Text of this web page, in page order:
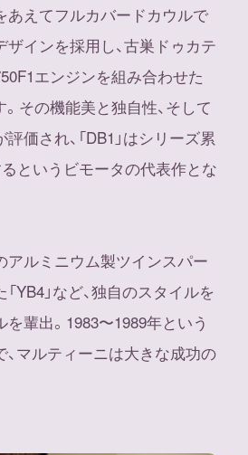
あえてフルカバードカウルで
インを採用し、古巣ドゥカテ
エンジンを組み合わせた
。その機能美と独自性、そして
価され、「DB1」はシリーズ累
というビモータの代表作とな
アルミニウム製ツインスパー
YB4」など、独自のスタイルを
輩出。1983〜1989年という
マルティーニは大きな成功の